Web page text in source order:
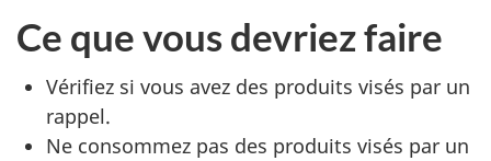
Ce que vous devriez faire
Vérifiez si vous avez des produits visés par un
rappel.
Ne consommez pas des produits visés par un